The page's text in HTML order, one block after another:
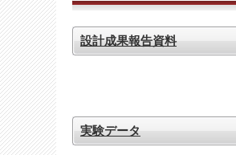
設計成果報告資料
実験データ